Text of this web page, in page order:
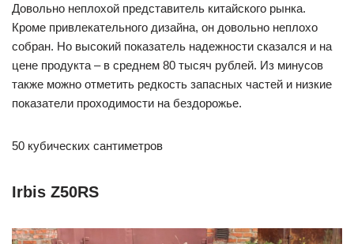
Довольно неплохой представитель китайского рынка.
Кроме привлекательного дизайна, он довольно неплохо
собран. Но высокий показатель надежности сказался и на
цене продукта – в среднем 80 тысяч рублей. Из минусов
также можно отметить редкость запасных частей и низкие
показатели проходимости на бездорожье.
50 кубических сантиметров
Irbis Z50RS